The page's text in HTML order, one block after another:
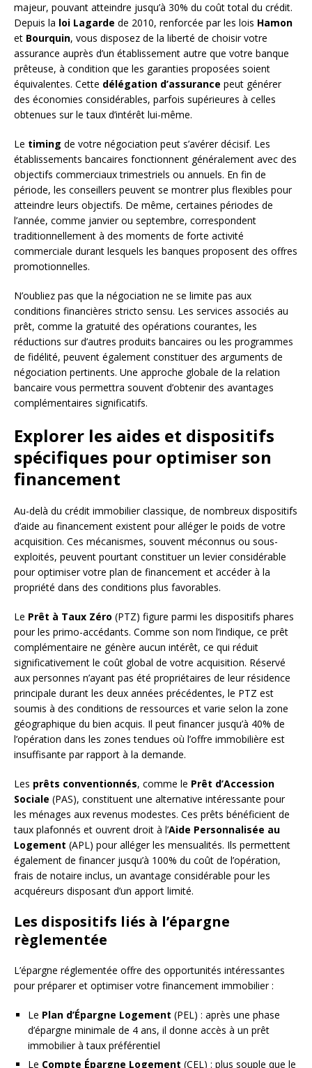
majeur, pouvant atteindre jusqu’à 30% du coût total du crédit.
Depuis la loi Lagarde de 2010, renforcée par les lois Hamon
et Bourquin, vous disposez de la liberté de choisir votre
assurance auprès d’un établissement autre que votre banque
prêteuse, à condition que les garanties proposées soient
équivalentes. Cette délégation d’assurance peut générer
des économies considérables, parfois supérieures à celles
obtenues sur le taux d’intérêt lui-même.
Le timing de votre négociation peut s’avérer décisif. Les
établissements bancaires fonctionnent généralement avec des
objectifs commerciaux trimestriels ou annuels. En fin de
période, les conseillers peuvent se montrer plus flexibles pour
atteindre leurs objectifs. De même, certaines périodes de
l’année, comme janvier ou septembre, correspondent
traditionnellement à des moments de forte activité
commerciale durant lesquels les banques proposent des offres
promotionnelles.
N’oubliez pas que la négociation ne se limite pas aux
conditions financières stricto sensu. Les services associés au
prêt, comme la gratuité des opérations courantes, les
réductions sur d’autres produits bancaires ou les programmes
de fidélité, peuvent également constituer des arguments de
négociation pertinents. Une approche globale de la relation
bancaire vous permettra souvent d’obtenir des avantages
complémentaires significatifs.
Explorer les aides et dispositifs
spécifiques pour optimiser son
financement
Au-delà du crédit immobilier classique, de nombreux dispositifs
d’aide au financement existent pour alléger le poids de votre
acquisition. Ces mécanismes, souvent méconnus ou sous-
exploités, peuvent pourtant constituer un levier considérable
pour optimiser votre plan de financement et accéder à la
propriété dans des conditions plus favorables.
Le Prêt à Taux Zéro (PTZ) figure parmi les dispositifs phares
pour les primo-accédants. Comme son nom l’indique, ce prêt
complémentaire ne génère aucun intérêt, ce qui réduit
significativement le coût global de votre acquisition. Réservé
aux personnes n’ayant pas été propriétaires de leur résidence
principale durant les deux années précédentes, le PTZ est
soumis à des conditions de ressources et varie selon la zone
géographique du bien acquis. Il peut financer jusqu’à 40% de
l’opération dans les zones tendues où l’offre immobilière est
insuffisante par rapport à la demande.
Les prêts conventionnés, comme le Prêt d’Accession
Sociale (PAS), constituent une alternative intéressante pour
les ménages aux revenus modestes. Ces prêts bénéficient de
taux plafonnés et ouvrent droit à l’Aide Personnalisée au
Logement (APL) pour alléger les mensualités. Ils permettent
également de financer jusqu’à 100% du coût de l’opération,
frais de notaire inclus, un avantage considérable pour les
acquéreurs disposant d’un apport limité.
Les dispositifs liés à l’épargne
règlementée
L’épargne réglementée offre des opportunités intéressantes
pour préparer et optimiser votre financement immobilier :
Le Plan d’Épargne Logement (PEL) : après une phase
d’épargne minimale de 4 ans, il donne accès à un prêt
immobilier à taux préférentiel
Le Compte Épargne Logement (CEL) : plus souple que le